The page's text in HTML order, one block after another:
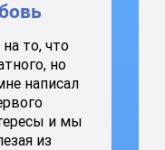
то, что
но
написал
и мы
из